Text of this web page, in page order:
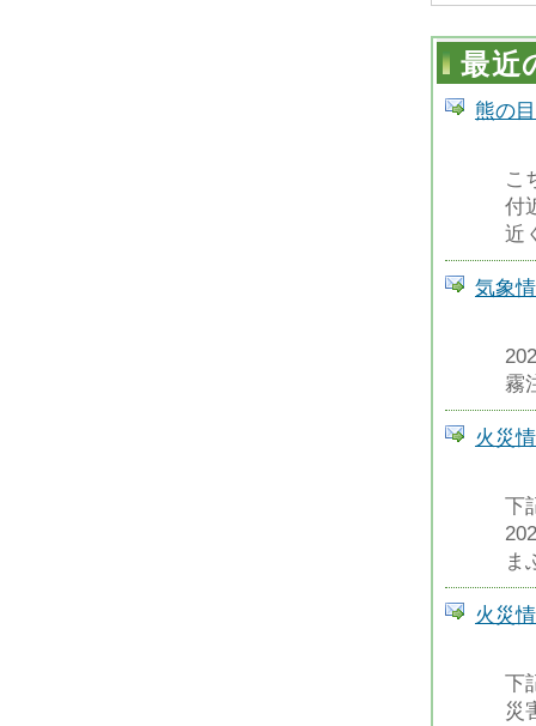
最近
熊の
こ
付
近
気象
霧
火災
下
ま
火災
下
災